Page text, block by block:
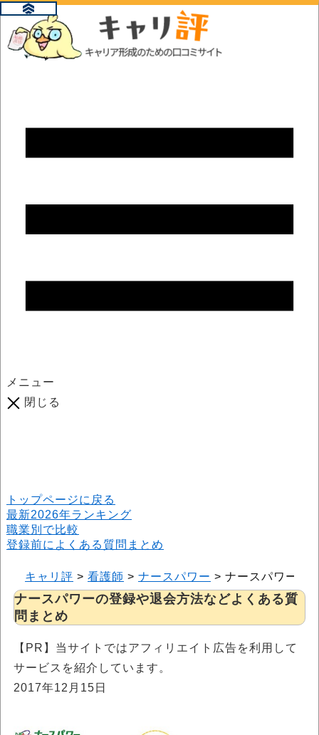
メニュー
閉じる
トップページに戻る
最新2026年ランキング
職業別で比較
登録前によくある質問まとめ
キャリ評 > 看護師 > ナースパワー > ナースパワーの
ナースパワーの登録や退会方法などよくある質
問まとめ
【PR】当サイトではアフィリエイト広告を利用して
サービスを紹介しています。
2017年12月15日